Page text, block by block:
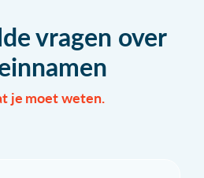
vragen over
je moet weten.